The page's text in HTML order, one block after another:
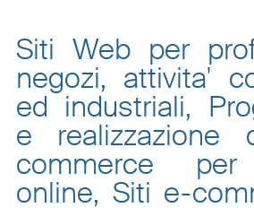
Siti Web per
negozi, attivita'
ed industriali,
e
commerce per
online, Siti e-